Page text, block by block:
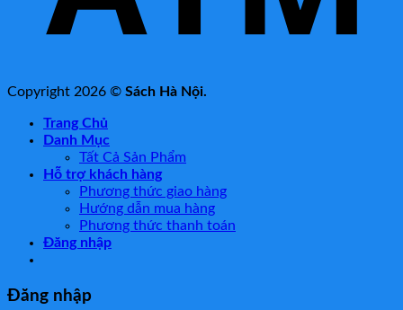
Copyright 2026 © Sách Hà Nội.
Trang Chủ
Danh Mục
Tất Cả Sản Phẩm
Hỗ trợ khách hàng
Phương thức giao hàng
Hướng dẫn mua hàng
Phương thức thanh toán
Đăng nhập
Đăng nhập